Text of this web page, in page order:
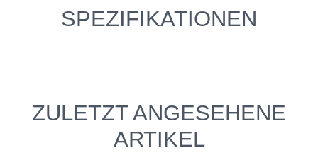
SPEZIFIKATIONEN
ZULETZT ANGESEHENE
ARTIKEL